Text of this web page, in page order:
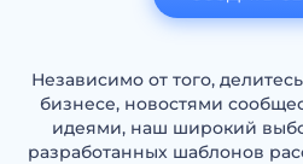
Независимо от того,
бизнесе, новостями
идеями, наш широкий
разработанных шаблонов